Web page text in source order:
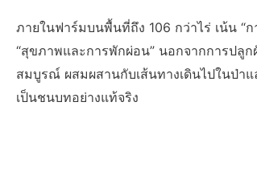
ภายในฟาร์มบนพื้นที่ถึง 106 กว่าไร่ เน้น “
“สุขภาพและการพักผ่อน” นอกจากการปลู
สมบูรณ์ ผสมผสานกับเส้นทางเดินไปในป่า
เป็นชนบทอย่างแท้จริง